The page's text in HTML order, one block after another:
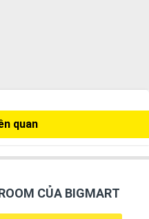
quan
CỦA BIGMART